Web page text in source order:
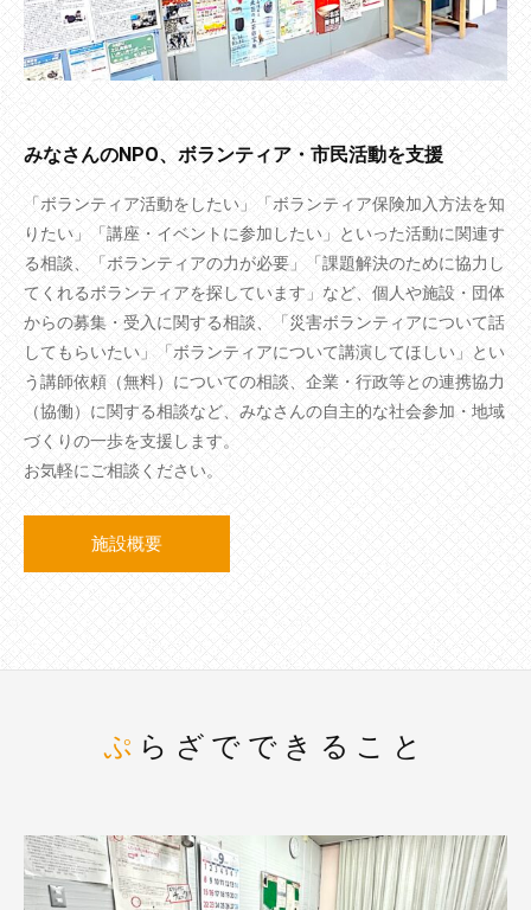
みなさんのNPO、ボランティア・市民活動を支援
「ボランティア活動をしたい」「ボランティア保険加入方法を知
りたい」「講座・イベントに参加したい」といった活動に関連す
る相談、「ボランティアの力が必要」「課題解決のために協力し
てくれるボランティアを探しています」など、個人や施設・団体
からの募集・受入に関する相談、「災害ボランティアについて話
してもらいたい」「ボランティアについて講演してほしい」とい
う講師依頼（無料）についての相談、企業・行政等との連携協力
（協働）に関する相談など、みなさんの自主的な社会参加・地域
づくりの一歩を支援します。
お気軽にご相談ください。
施設概要
ぷらざでできること